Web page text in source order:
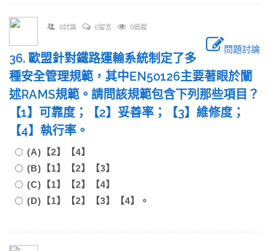
0討論 0留言 0追蹤
問題討論
36. 歐盟針對鐵路運輸系統制定了多
種安全管理規範，其中EN50126主要著眼於闡
述RAMS規範。請問該規範包含下列那些項目？
【1】可靠度；【2】妥善率；【3】維修度；
【4】執行率。
(A)【2】【4】
(B)【1】【2】【3】
(C)【1】【2】【4】
(D)【1】【2】【3】【4】。